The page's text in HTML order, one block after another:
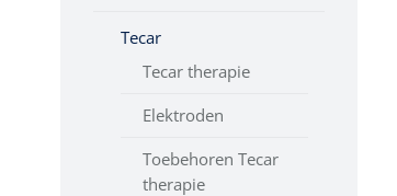
Traction
Kantel
Tecar
Tecar therapie
Elektroden
Toebehoren Tecar
therapie